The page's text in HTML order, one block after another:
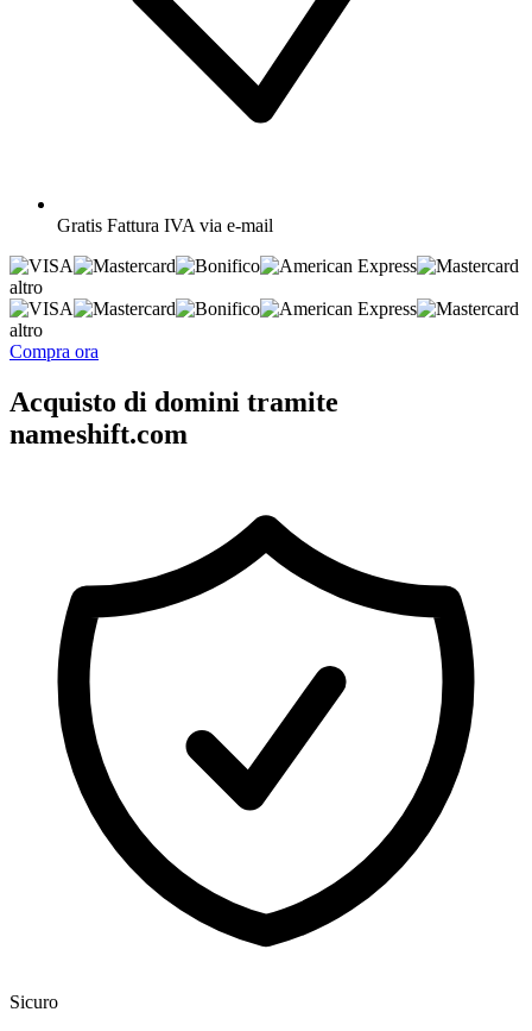
Gratis Fattura IVA via e-mail
altro
altro
Compra ora
Acquisto di domini tramite
nameshift.com
Sicuro